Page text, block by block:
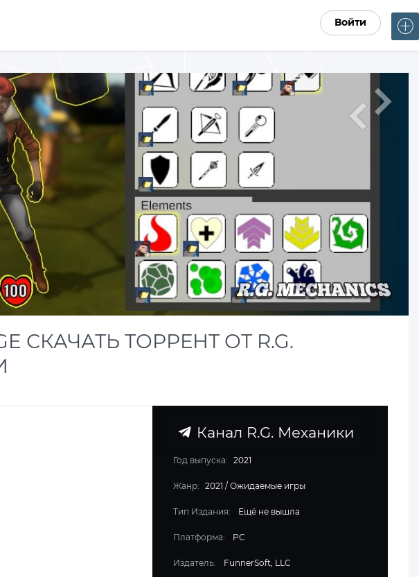
Войти
СКАЧАТЬ ТОРРЕНТ ОТ R.G.
Канал R.G. Механики
Год выпуска: 2021
Жанр: 2021 /Ожидаемые игры
Тип Издания: Ещё не вышла
Платформа: PC
Издатель: FunnerSoft, LLC